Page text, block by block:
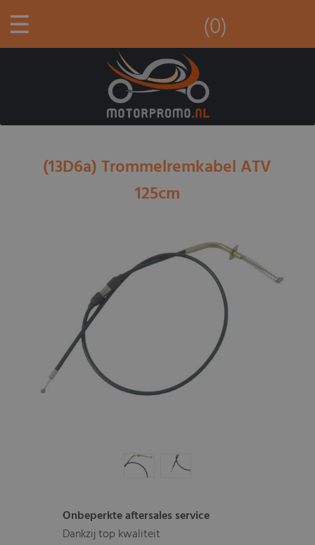
☰ (0)
(13D6a) Trommelremkabel ATV
125cm
Onbeperkte aftersales service
Dankzij top kwaliteit